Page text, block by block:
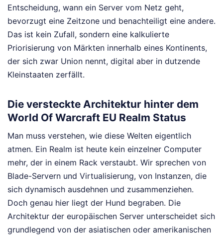
Entscheidung, wann ein Server vom Netz geht,
bevorzugt eine Zeitzone und benachteiligt eine andere.
Das ist kein Zufall, sondern eine kalkulierte
Priorisierung von Märkten innerhalb eines Kontinents,
der sich zwar Union nennt, digital aber in dutzende
Kleinstaaten zerfällt.
Die versteckte Architektur hinter dem
World Of Warcraft EU Realm Status
Man muss verstehen, wie diese Welten eigentlich
atmen. Ein Realm ist heute kein einzelner Computer
mehr, der in einem Rack verstaubt. Wir sprechen von
Blade-Servern und Virtualisierung, von Instanzen, die
sich dynamisch ausdehnen und zusammenziehen.
Doch genau hier liegt der Hund begraben. Die
Architektur der europäischen Server unterscheidet sich
grundlegend von der asiatischen oder amerikanischen